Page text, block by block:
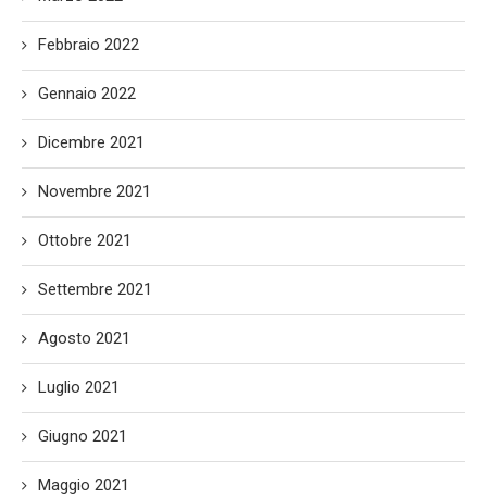
Febbraio 2022
Gennaio 2022
Dicembre 2021
Novembre 2021
Ottobre 2021
Settembre 2021
Agosto 2021
Luglio 2021
Giugno 2021
Maggio 2021